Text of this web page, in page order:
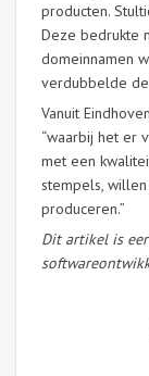
producten.
Deze bedrukte
domeinnamen
verdubbelde
Vanuit
“waarbij het er
met een
stempels,
produceren.”
Dit artikel is